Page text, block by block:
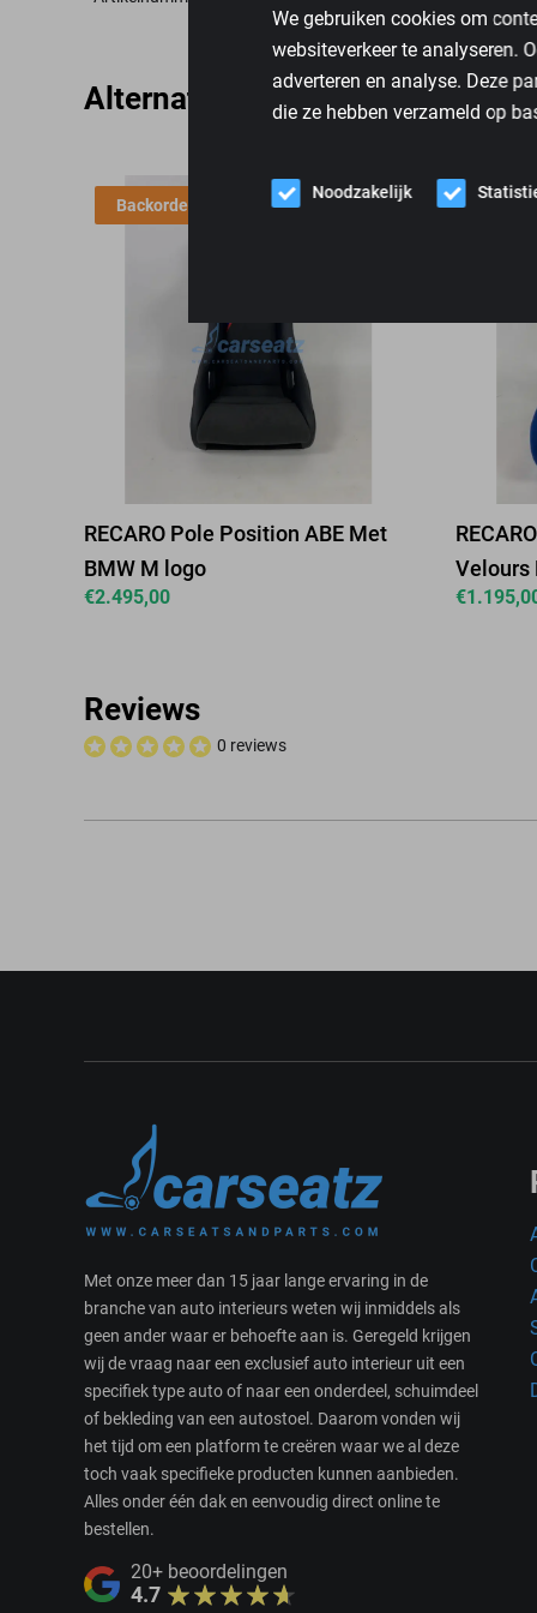
We gebruiken cookies om
websiteverkeer te analyseren.
adverteren en analyse. Deze
die ze hebben verzameld op
Noodzakelijk
Alternatieve producten
Backorder
RECARO Pole Position ABE Met
BMW M logo
€2.495,00
Velours
€
Reviews
0 reviews
Met onze meer dan 15 jaar lange ervaring in de
branche van auto interieurs weten wij inmiddels als
geen ander waar er behoefte aan is. Geregeld krijgen
wij de vraag naar een exclusief auto interieur uit een
specifiek type auto of naar een onderdeel, schuimdeel
of bekleding van een autostoel. Daarom vonden wij
het tijd om een platform te creëren waar we al deze
toch vaak specifieke producten kunnen aanbieden.
Alles onder één dak en eenvoudig direct online te
bestellen.
20+beoordelingen
4.7